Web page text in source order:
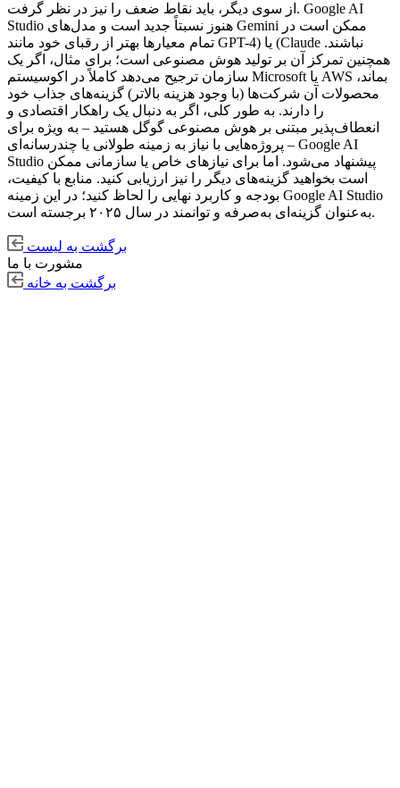
از سوی دیگر، باید نقاط ضعف را نیز در نظر گرفت. Google AI
Studio هنوز نسبتاً جدید است و مدل‌های Gemini ممکن است در
تمام معیارها بهتر از رقبای خود مانند GPT-4) یا (Claude نباشند.
همچنین تمرکز آن بر تولید هوش مصنوعی است؛ برای مثال، اگر یک
سازمان ترجیح می‌دهد کاملاً در اکوسیستم Microsoft یا AWS بماند،
محصولات آن شرکت‌ها (با وجود هزینه بالاتر) گزینه‌های جذاب خود
را دارند. به طور کلی، اگر به دنبال یک راهکار اقتصادی و
انعطاف‌پذیر مبتنی بر هوش مصنوعی گوگل هستید – به ویژه برای
پروژه‌هایی با نیاز به زمینه طولانی یا چندرسانه‌ای – Google AI
Studio پیشنهاد می‌شود. اما برای نیازهای خاص یا سازمانی ممکن
است بخواهید گزینه‌های دیگر را نیز ارزیابی کنید. منابع با کیفیت،
بودجه و کاربرد نهایی را لحاظ کنید؛ در این زمینه Google AI Studio
به‌عنوان گزینه‌ای به‌صرفه و توانمند در سال ۲۰۲۵ برجسته است.
برگشت به لیست
مشورت با ما
برگشت به خانه